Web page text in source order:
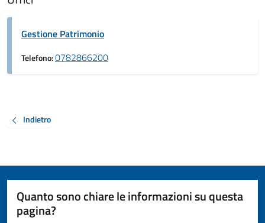
Gestione Patrimonio
Telefono:0782866200
Indietro
Quanto sono chiare le informazioni su questa
pagina?